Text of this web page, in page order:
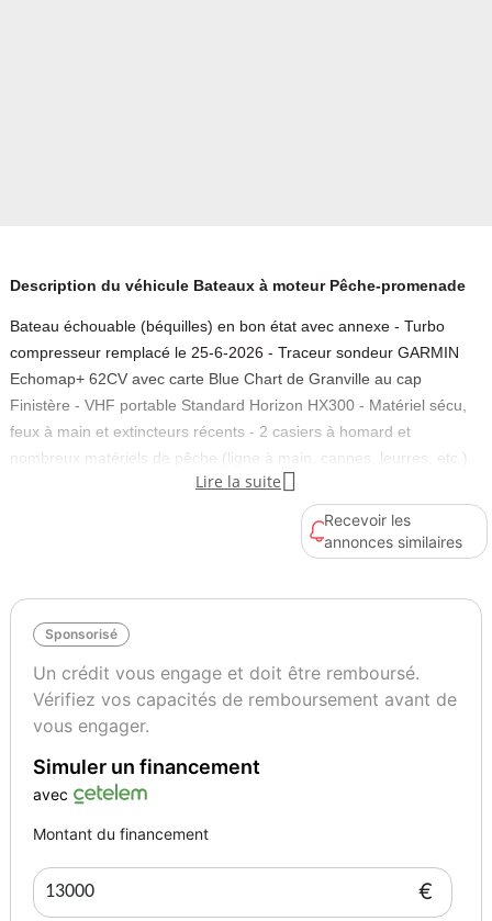
Description du véhicule Bateaux à moteur Pêche-promenade
Bateau échouable (béquilles) en bon état avec annexe - Turbo
compresseur remplacé le 25-6-2026 - Traceur sondeur GARMIN
Echomap+ 62CV avec carte Blue Chart de Granville au cap
Finistère - VHF portable Standard Horizon HX300 - Matériel sécu,
feux à main et extincteurs récents - 2 casiers à homard et
nombreux matériels de pêche (ligne à main, cannes, leurres, etc.)
Longueur
Nombre de moteurs
1
Puissance totale moteur(s)
Lire la suite 
Recevoir les
annonces similaires
Sponsorisé
Un crédit vous engage et doit être remboursé.
Vérifiez vos capacités de remboursement avant de
vous engager.
Simuler un financement
avec
Montant du financement
€